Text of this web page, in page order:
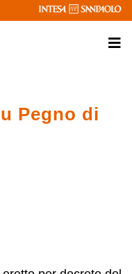
Pegno di